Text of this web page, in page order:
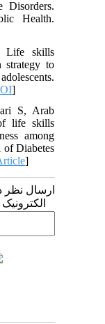
Disorders.
Health.
Life skills
strategy to
S, Arab
life skills
among
of Diabetes
Article
ارسال نظر